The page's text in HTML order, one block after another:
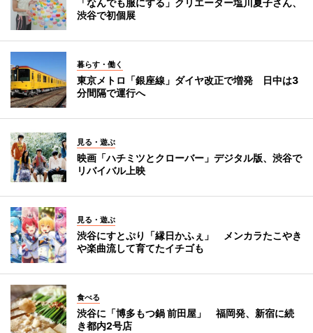
「なんでも服にする」クリエーター塩川夏子さん、
渋谷で初個展
暮らす・働く
東京メトロ「銀座線」ダイヤ改正で増発 日中は3
分間隔で運行へ
見る・遊ぶ
映画「ハチミツとクローバー」デジタル版、渋谷で
リバイバル上映
見る・遊ぶ
渋谷にすとぷり「縁日かふぇ」 メンカラたこやき
や楽曲流して育てたイチゴも
食べる
渋谷に「博多もつ鍋 前田屋」 福岡発、新宿に続
き都内2号店